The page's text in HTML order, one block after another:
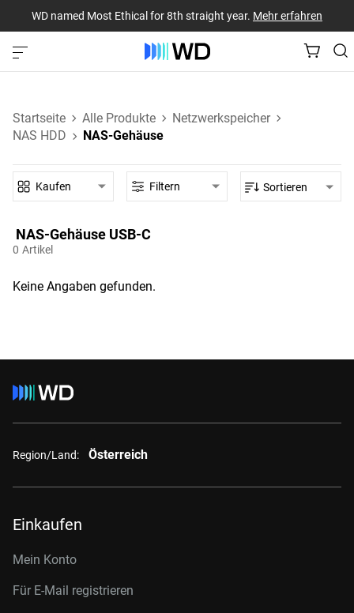
WD named Most Ethical for 8th straight year. Mehr erfahren
Startseite Alle Produkte
Netzwerkspeicher
NAS HDD
NAS-Gehäuse
NAS-Gehäuse‎ USB-C‎
0 Artikel
Kaufen Filtern Sortieren
Keine Angaben gefunden.
Region/Land: Österreich
Einkaufen
Mein Konto
Für E-Mail registrieren